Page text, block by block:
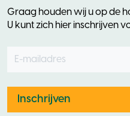
Graag houden wij u op de
U kunt zich hier inschrijven
Leave
blank
Inschrijven